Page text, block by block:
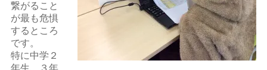
繋がること
が最も危惧
するところ
です。
特に中学２
年生、３年